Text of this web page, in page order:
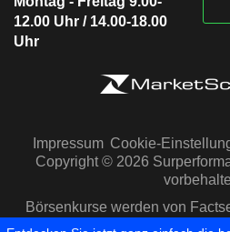
12.00 Uhr / 14.00-18.00
Uhr
Impressum Cookie-
Copyright © 2026
Börsenkurse werden von
Capital IQ zur